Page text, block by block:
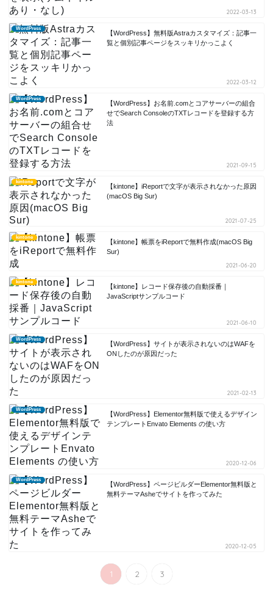
2022-03-13
WordPress
【WordPress】無料版Astraカスタマイズ：記事一
覧と個別記事ページをスッキリかっこよく
2022-03-12
WordPress
【WordPress】お名前.comとコアサーバーの組合
せでSearch ConsoleのTXTレコードを登録する方
法
2021-09-15
kintone
【kintone】iReportで文字が表示されなかった原因
(macOS Big Sur)
2021-07-25
kintone
【kintone】帳票をiReportで無料作成(macOS Big
Sur)
2021-06-20
kintone
【kintone】レコード保存後の自動採番｜
JavaScriptサンプルコード
2021-06-10
WordPress
【WordPress】サイトが表示されないのはWAFを
ONしたのが原因だった
2021-02-13
WordPress
【WordPress】Elementor無料版で使えるデザイン
テンプレートEnvato Elements の使い方
2020-12-06
WordPress
【WordPress】ページビルダーElementor無料版と
無料テーマAsheでサイトを作ってみた
2020-12-05
1 2 3